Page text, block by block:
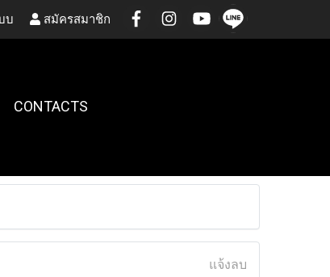
บ สมัครสมาชิก
CONTACTS
แจ้งลบ